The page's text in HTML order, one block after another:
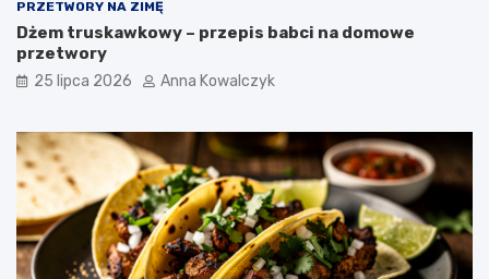
PRZETWORY NA ZIMĘ
Dżem truskawkowy – przepis babci na domowe
przetwory
25 lipca 2026 Anna Kowalczyk